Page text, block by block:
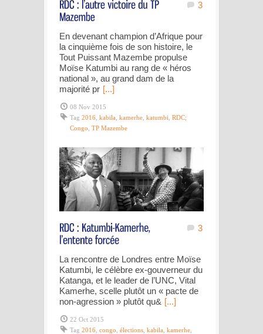
3
En devenant champion d’Afrique pour
la cinquième fois de son histoire, le
Tout Puissant Mazembe propulse
Moïse Katumbi au rang de « héros
national », au grand dam de la
majorité pr [...]
08 Nov 2015
Tag 2016 kabila kamerhe katumbi RDC;
Congo TP Mazembe
3
La rencontre de Londres entre Moïse
Katumbi, le célèbre ex-gouverneur du
Katanga, et le leader de l’UNC, Vital
Kamerhe, scelle plutôt un « pacte de
non-agression » plutôt qu& [...]
22 Oct 2015
Tag 2016 congo élections kabila kamerhe